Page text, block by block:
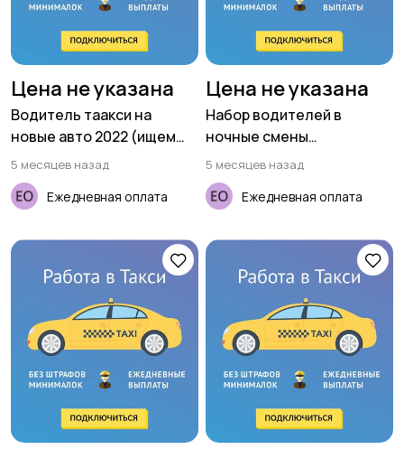
Цена не указана
Водитель таакси на
новые авто 2022 (ищем
женщин)
5 месяцев назад
Ежедневная оплата
Цена не указана
Набор водителей в
ночные смены
(приглашаем женщин)
5 месяцев назад
Ежедневная оплата